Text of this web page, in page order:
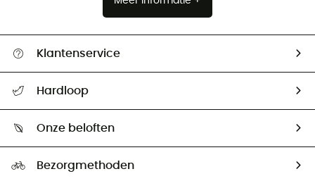
Klantenservice
Mijn zending volgen
Retourzendingen & Terugbetalingen
Hardloop
Ambassadeurs
Onze beloften
Bezorgmethoden